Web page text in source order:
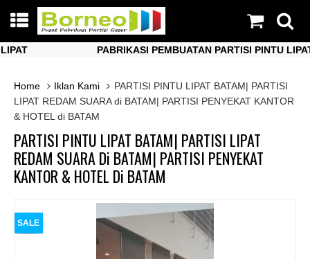
PABRIKASI PEMBUATAN PARTISI PINTU LIPAT
Home
Iklan Kami
PARTISI PINTU LIPAT BATAM| PARTISI
LIPAT REDAM SUARA di BATAM| PARTISI PENYEKAT KANTOR
& HOTEL di BATAM
PARTISI PINTU LIPAT BATAM| PARTISI LIPAT
REDAM SUARA Di BATAM| PARTISI PENYEKAT
KANTOR & HOTEL Di BATAM
SALE